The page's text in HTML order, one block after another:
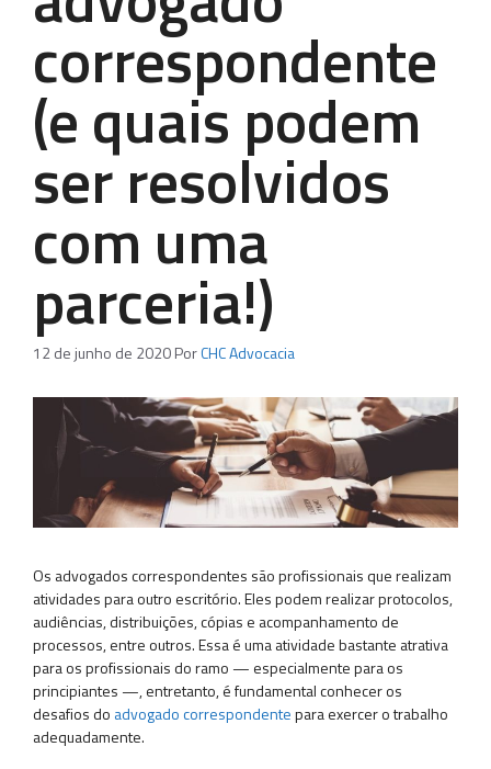
correspondente
(e quais podem
ser resolvidos
com uma
parceria!)
12 de junho de 2020PorCHC Advocacia
Os advogados correspondentes são profissionais que realizam
atividades para outro escritório. Eles podem realizar protocolos,
audiências, distribuições, cópias e acompanhamento de
processos, entre outros. Essa é uma atividade bastante atrativa
para os profissionais do ramo — especialmente para os
principiantes —, entretanto, é fundamental conhecer os
desafios do advogado correspondentepara exercer o trabalho
adequadamente.